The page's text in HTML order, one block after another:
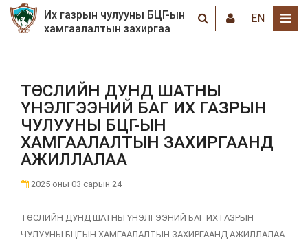
Их газрын чулууны БЦГ-ын
хамгаалалтын захиргаа
EN
ТӨСЛИЙН ДУНД ШАТНЫ
ҮНЭЛГЭЭНИЙ БАГ ИХ ГАЗРЫН
ЧУЛУУНЫ БЦГ-ЫН
ХАМГААЛАЛТЫН ЗАХИРГААНД
АЖИЛЛАЛАА
2025 оны 03 сарын 24
ТӨСЛИЙН ДУНД ШАТНЫ ҮНЭЛГЭЭНИЙ БАГ ИХ ГАЗРЫН
ЧУЛУУНЫ БЦГ-ЫН ХАМГААЛАЛТЫН ЗАХИРГААНД АЖИЛЛАЛАА